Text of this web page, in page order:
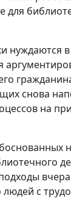
нуждаются
снова
на
с